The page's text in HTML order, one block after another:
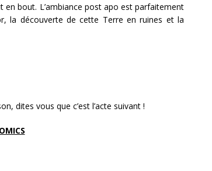
bout. L’ambiance post apo est parfaitement
la découverte de cette Terre en ruines et la
dites vous que c’est l’acte suivant !